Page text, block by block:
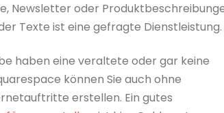
Newsletter oder
Texte ist eine gefragte Dienstleistung.
haben eine veraltete oder gar keine
können Sie auch ohne
erstellen. Ein gutes